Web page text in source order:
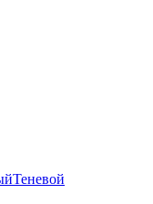
Теневой